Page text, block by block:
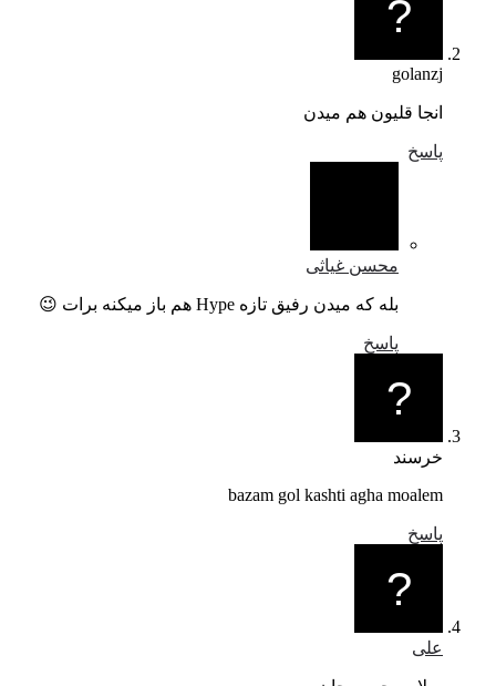
golanzj
انجا قلیون هم میدن
پاسخ
محسن غیاثی
بله که میدن رفیق تازه Hype هم باز میکنه برات 😉
پاسخ
خرسند
bazam gol kashti agha moalem
پاسخ